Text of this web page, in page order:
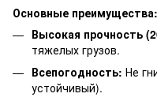
Основные преимущества:
Высокая прочность
тяжелых грузов.
Всепогодность: Не
устойчивый).